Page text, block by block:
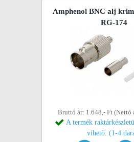
Amphenol BNC alj
RG-174
Bruttó ár: 1.648,- Ft (Nettó
A termék
vihető. (1-4